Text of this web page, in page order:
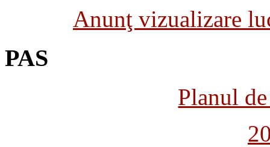
Anunţ vizualizare
PAS
Planul